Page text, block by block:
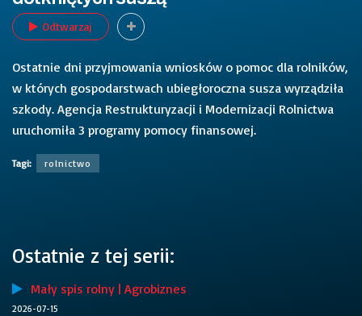
Odtwarzaj
Ostatnie dni przyjmowania wniosków o pomoc dla rolników,
w których gospodarstwach ubiegłoroczna susza wyrządziła
szkody. Agencja Restrukturyzacji i Modernizacji Rolnictwa
uruchomiła 3 programy pomocy finansowej.
Tagi: rolnictwo
Ostatnie z tej serii:
Mały spis rolny | Agrobiznes
2026-07-15